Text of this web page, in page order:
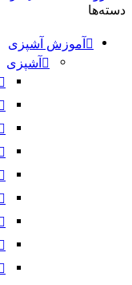
دسته‌ها
آموزش آشپزی
آشپزی